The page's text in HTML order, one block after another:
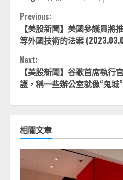
Continue
Reading
Previous:
【美股新聞】美國參議員將
等外國技術的法案
Next:
【美股新聞】谷歌首席執行
護，稱一些辦公室就像“鬼城
相關文章